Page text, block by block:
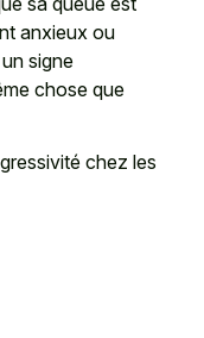
anxieux ou
signe
chose que
chez les